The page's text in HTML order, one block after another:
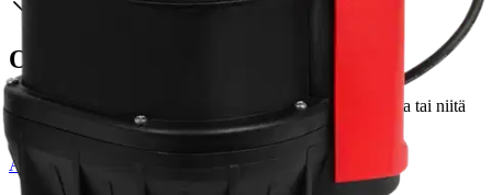
Oletko tyytyväinen tuotetietoihin?
Ovatko tuotetiedot riittävät? Jos tuotetiedoissa on puutteita tai niitä
voisi muuten parantaa, anna palautetta.
Anna palautetta Avautuu uuteen välilehteen